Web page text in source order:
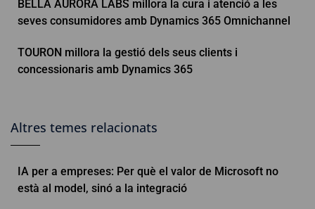
BELLA AURORA LABS millora la cura i atenció a les
seves consumidores amb Dynamics 365 Omnichannel
TOURON millora la gestió dels seus clients i
concessionaris amb Dynamics 365
Altres temes relacionats
IA per a empreses: Per què el valor de Microsoft no
està al model, sinó a la integració